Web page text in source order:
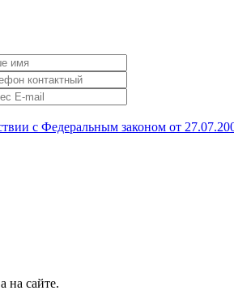
с Федеральным законом от
на сайте.